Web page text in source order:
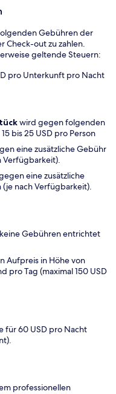
Gebühren der
Check-out zu zahlen.
geltende Steuern:
pro Unterkunft pro Nacht
wird gegen folgenden
bis 25 USD pro Person
eine zusätzliche Gebühr
Verfügbarkeit).
eine zusätzliche
nach Verfügbarkeit).
Gebühren entrichtet
Aufpreis in Höhe von
pro Tag (maximal 150 USD
für 60 USD pro Nacht
professionellen